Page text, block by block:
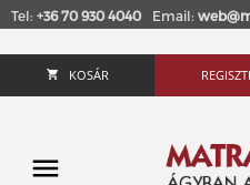
Tel: +36 70 930 4040 Email:
KOSÁR